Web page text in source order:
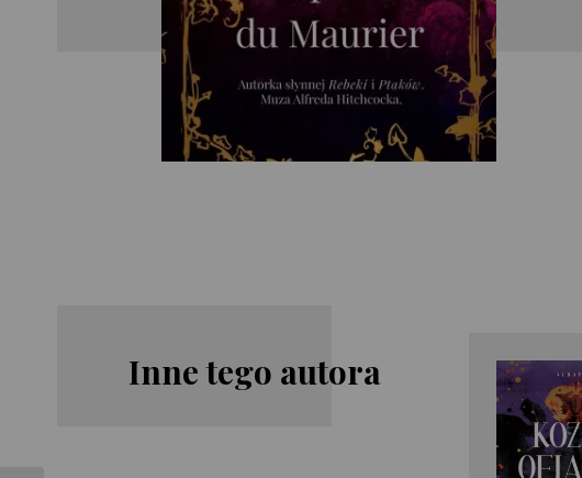
Inne tego autora
Daphne du
Daphne du